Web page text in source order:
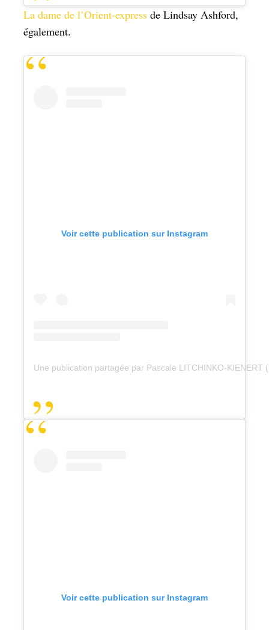
La dame de l’Orient-express de Lindsay Ashford,
également.
Voir cette publication sur Instagram
Une publication partagée par Pascale LITCHINKO-KIENERT
Voir cette publication sur Instagram